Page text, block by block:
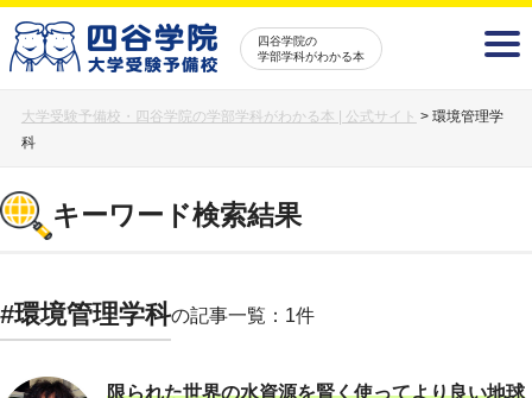
四谷学院の
学部学科がわかる本
大学受験予備校・四谷学院の学部学科がわかる本 | 公式サイト > 環境管理学
科
キーワード検索結果
#環境管理学科の記事一覧：1件
限られた世界の水資源を賢く使ってより良い地球